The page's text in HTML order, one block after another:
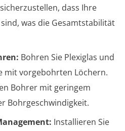
dass Ihre
was die Gesamtstabilität
Bohren Sie Plexiglas und
mit vorgebohrten Löchern.
Bohrer mit geringem
Bohrgeschwindigkeit.
Installieren Sie